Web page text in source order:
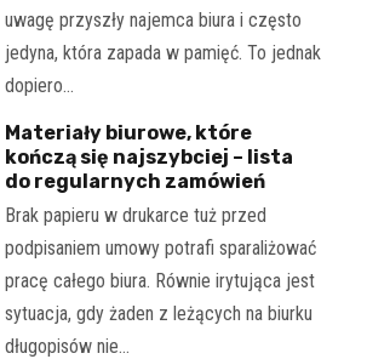
uwagę przyszły najemca biura i często
jedyna, która zapada w pamięć. To jednak
dopiero…
Materiały biurowe, które
kończą się najszybciej – lista
do regularnych zamówień
Brak papieru w drukarce tuż przed
podpisaniem umowy potrafi sparaliżować
pracę całego biura. Równie irytująca jest
sytuacja, gdy żaden z leżących na biurku
długopisów nie…